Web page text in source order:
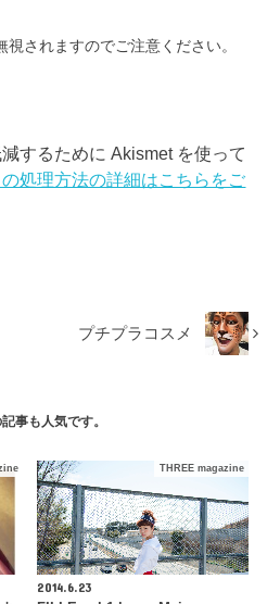
されますのでご注意ください。
するために Akismet を使って
処理方法の詳細はこちらをご
プチプラコスメ
事も人気です。
THREE magazine
2014.6.23